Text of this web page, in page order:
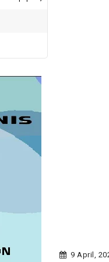
9 April,